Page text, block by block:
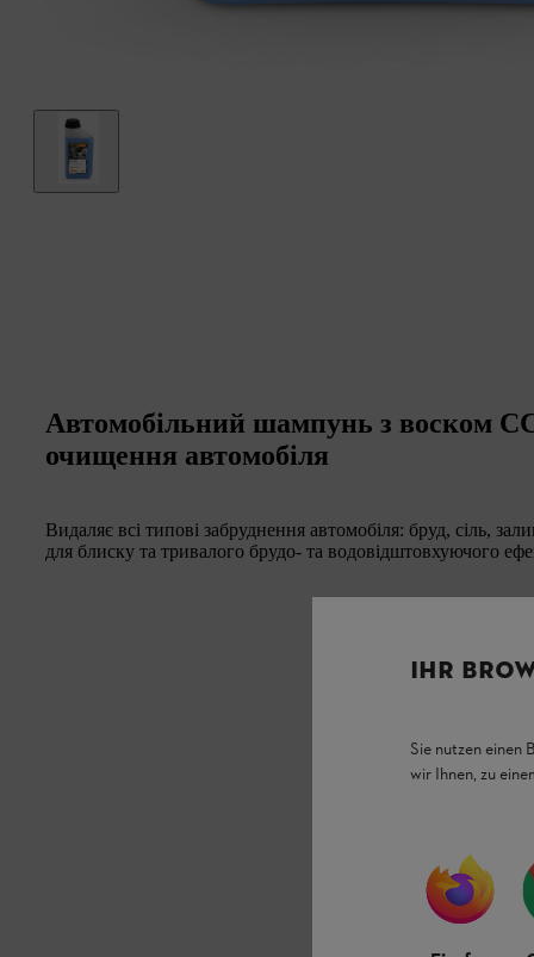
Автомобільний шампунь з воском
очищення автомобіля
Видаляє всі типові забруднення автомобіля: бруд, сіль,
для блиску та тривалого брудо- та водовідштовхуючого
IHR
Sie nutzen einen
wir Ihnen, zu